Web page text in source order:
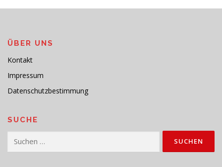
ÜBER UNS
Kontakt
Impressum
Datenschutzbestimmung
SUCHE
Suchen